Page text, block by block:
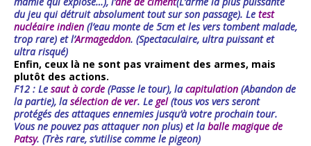
du jeu qui détruit absolument tout sur son passage). Le test
nucléaire indien (l’eau monte de 5cm et les vers tombent malade,
trop rare) etl’Armageddon. (Spectaculaire, ultra puissant et
ultra risqué)
Enfin, ceux là ne sont pas vraiment des armes, mais
plutôt des actions.
F12 : Le saut à corde (Passe le tour), lacapitulation (Abandon de
la partie), lasélection de ver. Le gel (tous vos vers seront
protégés des attaques ennemies jusqu’à votre prochain tour.
Vous ne pouvez pas attaquer non plus) et la balle magique de
Patsy. (Très rare, s’utilise comme le pigeon)